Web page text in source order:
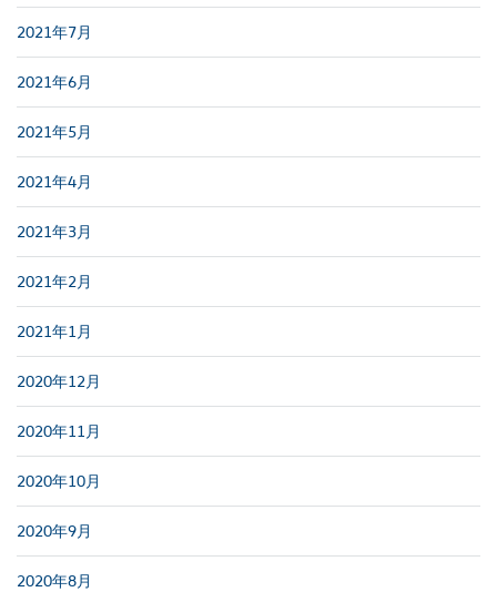
2021年7月
2021年6月
2021年5月
2021年4月
2021年3月
2021年2月
2021年1月
2020年12月
2020年11月
2020年10月
2020年9月
2020年8月